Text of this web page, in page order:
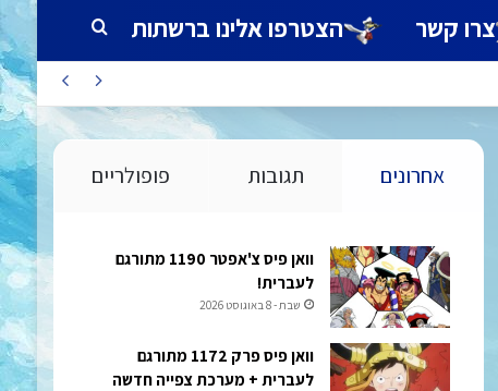
צרו קשר הצטרפו אלינו ברשתות חיפוש עבור
אחרונים תגובות פופולריים
וואן פיס צ'אפטר 1190 מתורגם
לעברית!
שבת - 8 באוגוסט 2026
וואן פיס פרק 1172 מתורגם
לעברית + מערכת צפייה חדשה